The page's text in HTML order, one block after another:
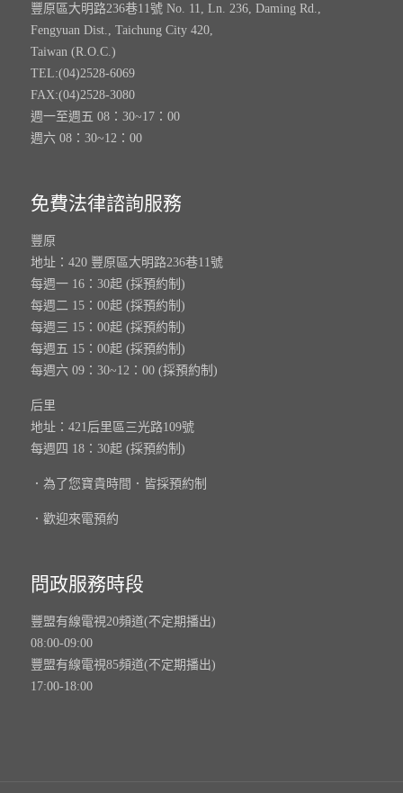
豐原區大明路236巷11號 No. 11, Ln. 236, Daming Rd.,
Fengyuan Dist., Taichung City 420,
Taiwan (R.O.C.)
TEL:(04)2528-6069
FAX:(04)2528-3080
週一至週五 08：30~17：00
週六 08：30~12：00
免費法律諮詢服務
豐原
地址：420 豐原區大明路236巷11號
每週一 16：30起 (採預約制)
每週二 15：00起 (採預約制)
每週三 15：00起 (採預約制)
每週五 15：00起 (採預約制)
每週六 09：30~12：00 (採預約制)
后里
地址：421后里區三光路109號
每週四 18：30起 (採預約制)
．為了您寶貴時間．皆採預約制
．歡迎來電預約
問政服務時段
豐盟有線電視20頻道(不定期播出)
08:00-09:00
豐盟有線電視85頻道(不定期播出)
17:00-18:00